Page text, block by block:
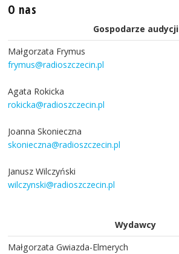
O nas
Gospodarze audycji
Małgorzata Frymus
frymus@radioszczecin.pl
Agata Rokicka
rokicka@radioszczecin.pl
Joanna Skonieczna
skonieczna@radioszczecin.pl
Janusz Wilczyński
wilczynski@radioszczecin.pl
Wydawcy
Małgorzata Gwiazda-Elmerych